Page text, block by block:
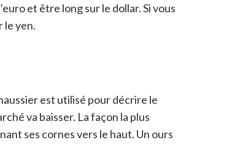
et être long sur le dollar. Si vous
le yen.
est utilisé pour décrire le
va baisser. La façon la plus
ses cornes vers le haut. Un ours